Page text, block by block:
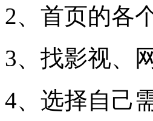
2、首页的各
3、找影视、
4、选择自己